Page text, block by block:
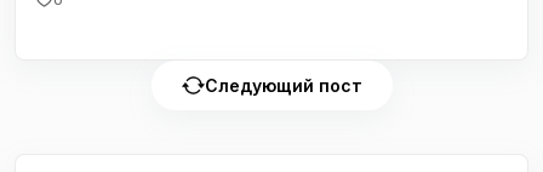
Следующий пост